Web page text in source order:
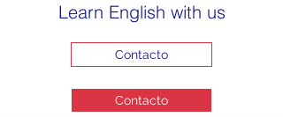
Learn English with us
Contacto
Contacto